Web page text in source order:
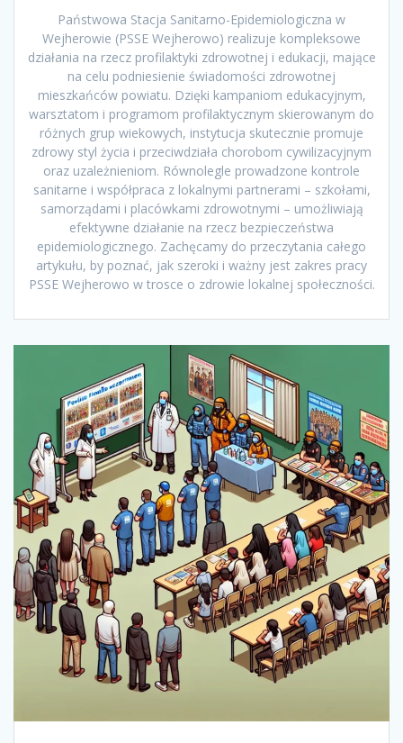
Państwowa Stacja Sanitarno-Epidemiologiczna w
Wejherowie (PSSE Wejherowo) realizuje kompleksowe
działania na rzecz profilaktyki zdrowotnej i edukacji, mające
na celu podniesienie świadomości zdrowotnej
mieszkańców powiatu. Dzięki kampaniom edukacyjnym,
warsztatom i programom profilaktycznym skierowanym do
różnych grup wiekowych, instytucja skutecznie promuje
zdrowy styl życia i przeciwdziała chorobom cywilizacyjnym
oraz uzależnieniom. Równolegle prowadzone kontrole
sanitarne i współpraca z lokalnymi partnerami – szkołami,
samorządami i placówkami zdrowotnymi – umożliwiają
efektywne działanie na rzecz bezpieczeństwa
epidemiologicznego. Zachęcamy do przeczytania całego
artykułu, by poznać, jak szeroki i ważny jest zakres pracy
PSSE Wejherowo w trosce o zdrowie lokalnej społeczności.